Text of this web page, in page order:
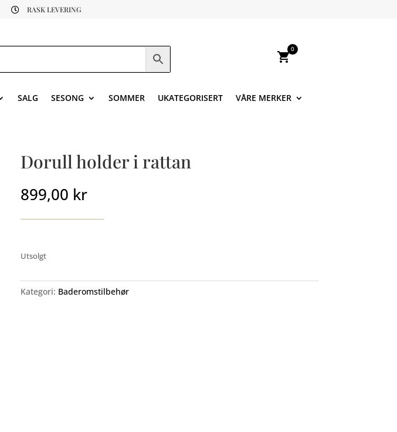
 RASK LEVERING
shopping_cart
0
SALG SESONG SOMMER UKATEGORISERT VÅRE MERKER
Dorull holder i rattan
899,00 kr
Utsolgt
Kategori: Baderomstilbehør